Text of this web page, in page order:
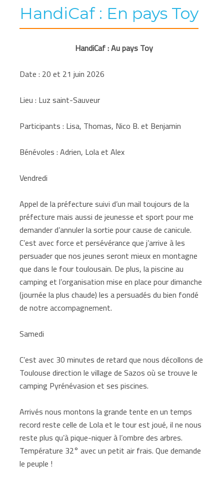
HandiCaf : En pays Toy
HandiCaf : Au pays Toy
Date : 20 et 21 juin 2026
Lieu : Luz saint-Sauveur
Participants : Lisa, Thomas, Nico B. et Benjamin
Bénévoles : Adrien, Lola et Alex
Vendredi
Appel de la préfecture suivi d’un mail toujours de la
préfecture mais aussi de jeunesse et sport pour me
demander d’annuler la sortie pour cause de canicule.
C’est avec force et persévérance que j’arrive à les
persuader que nos jeunes seront mieux en montagne
que dans le four toulousain. De plus, la piscine au
camping et l’organisation mise en place pour dimanche
(journée la plus chaude) les a persuadés du bien fondé
de notre accompagnement.
Samedi
C’est avec 30 minutes de retard que nous décollons de
Toulouse direction le village de Sazos où se trouve le
camping Pyrénévasion et ses piscines.
Arrivés nous montons la grande tente en un temps
record reste celle de Lola et le tour est joué, il ne nous
reste plus qu’à pique-niquer à l’ombre des arbres.
Température 32° avec un petit air frais. Que demande
le peuple !